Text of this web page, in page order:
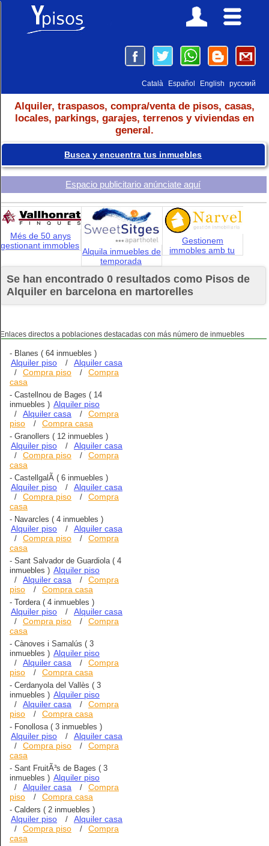
русский
English
Español
Català
Alquiler, traspasos, compra/venta de pisos, casas,
locales, parkings, garajes, terrenos y viviendas en
general.
Busca y encuentra tus inmuebles
Espacio publicitario anúnciate aquí
Més de 50 anys
gestionant immobles
Alquila inmuebles de
temporada
Gestionem
immobles amb tu
Se han encontrado 0 resultados como Pisos de
Alquiler en barcelona en martorelles
Enlaces directos a poblaciones destacadas con más número de inmuebles
- Blanes ( 64 inmuebles )
Alquiler piso / Alquiler casa
/ Compra piso /
Compra
casa
- Castellnou de Bages ( 14
inmuebles ) Alquiler piso
/ Alquiler casa /
Compra
piso
/ Compra casa
- Granollers ( 12 inmuebles )
Alquiler piso / Alquiler casa
/ Compra piso /
Compra
casa
- CastellgalÃ­ ( 6 inmuebles )
Alquiler piso / Alquiler casa
/ Compra piso /
Compra
casa
- Navarcles ( 4 inmuebles )
Alquiler piso / Alquiler casa
/ Compra piso /
Compra
casa
- Sant Salvador de Guardiola( 4
inmuebles ) Alquiler piso
/ Alquiler casa /
Compra
piso
/ Compra casa
- Tordera( 4 inmuebles )
Alquiler piso / Alquiler casa
/ Compra piso /
Compra
casa
- Cànoves i Samalús ( 3
inmuebles ) Alquiler piso
/ Alquiler casa /
Compra
piso
/ Compra casa
- Cerdanyola del Vallès ( 3
inmuebles ) Alquiler piso
/ Alquiler casa /
Compra
piso
/ Compra casa
- Fonollosa( 3 inmuebles )
Alquiler piso / Alquiler casa
/ Compra piso /
Compra
casa
- Sant FruitÃ³s de Bages ( 3
inmuebles ) Alquiler piso
/ Alquiler casa /
Compra
piso
/ Compra casa
- Calders ( 2 inmuebles )
Alquiler piso / Alquiler casa
/ Compra piso /
Compra
casa